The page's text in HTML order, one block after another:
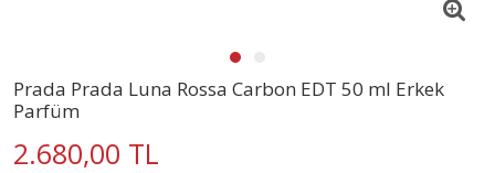
Prada Prada Luna Rossa Carbon EDT 50 ml Erkek
Parfüm
2.680,00 TL